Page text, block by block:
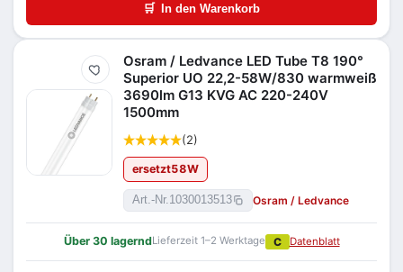
🛒 In den Warenkorb
Merken
Osram / Ledvance LED Tube T8 190°
Superior UO 22,2-58W/830 warmweiß
3690lm G13 KVG AC 220-240V
1500mm
(2)
ersetzt58W
Art.-Nr.1030013513 Osram / Ledvance
Über 30 lagerndLieferzeit 1–2 Werktage C Datenblatt